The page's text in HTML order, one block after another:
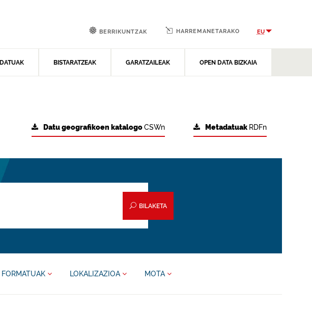
DATUAK BISTARATZEAK GARATZAILEAK OPEN DATA BIZKAIA
BERRIKUNTZAK HARREMANETARAKO EU
Metadatuak RDFn
Datu geografikoen katalogoCSWn
BILAKETA
FORMATUAK LOKALIZAZIOA MOTA